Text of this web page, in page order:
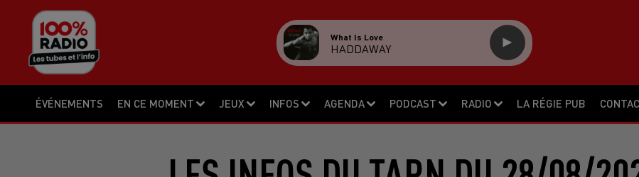
ÉVÉNEMENTS EN CE MOMENT JEUX INFOS AGENDA PODCAST RADIO LA RÉGIE PUB
What Is Love
HADDAWAY